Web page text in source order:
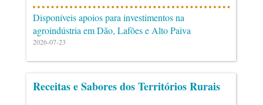
Disponíveis apoios para investimentos na
agroindústria em Dão, Lafões e Alto Paiva
2026-07-23
Receitas e Sabores dos Territórios Rurais